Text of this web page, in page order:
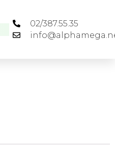
02/387.55.35